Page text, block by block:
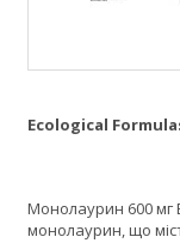
Ecological
Монолаурин 600 мг
монолаурин, що